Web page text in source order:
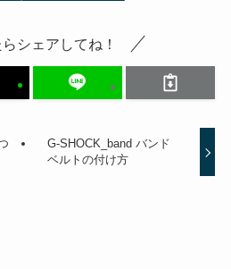
シェアしてね！
G-SHOCK_band バンド
ベルトの付け方